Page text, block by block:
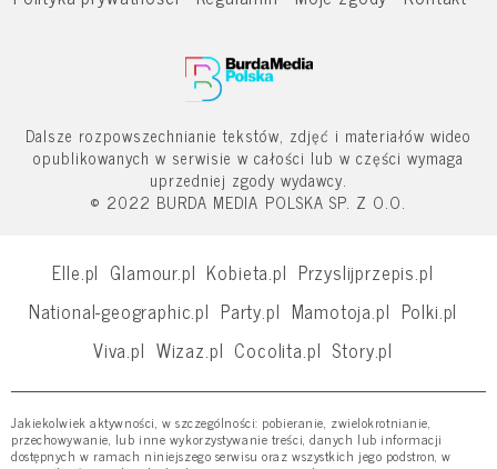
Dalsze rozpowszechnianie tekstów, zdjęć i materiałów wideo
opublikowanych w serwisie w całości lub w części wymaga
uprzedniej zgody wydawcy.
© 2022 BURDA MEDIA POLSKA SP. Z O.O.
Elle.pl Glamour.pl Kobieta.pl Przyslijprzepis.pl
National-geographic.pl Party.pl Mamotoja.pl Polki.pl
Viva.pl Wizaz.pl Cocolita.pl Story.pl
Jakiekolwiek aktywności, w szczególności: pobieranie, zwielokrotnianie,
przechowywanie, lub inne wykorzystywanie treści, danych lub informacji
dostępnych w ramach niniejszego serwisu oraz wszystkich jego podstron, w